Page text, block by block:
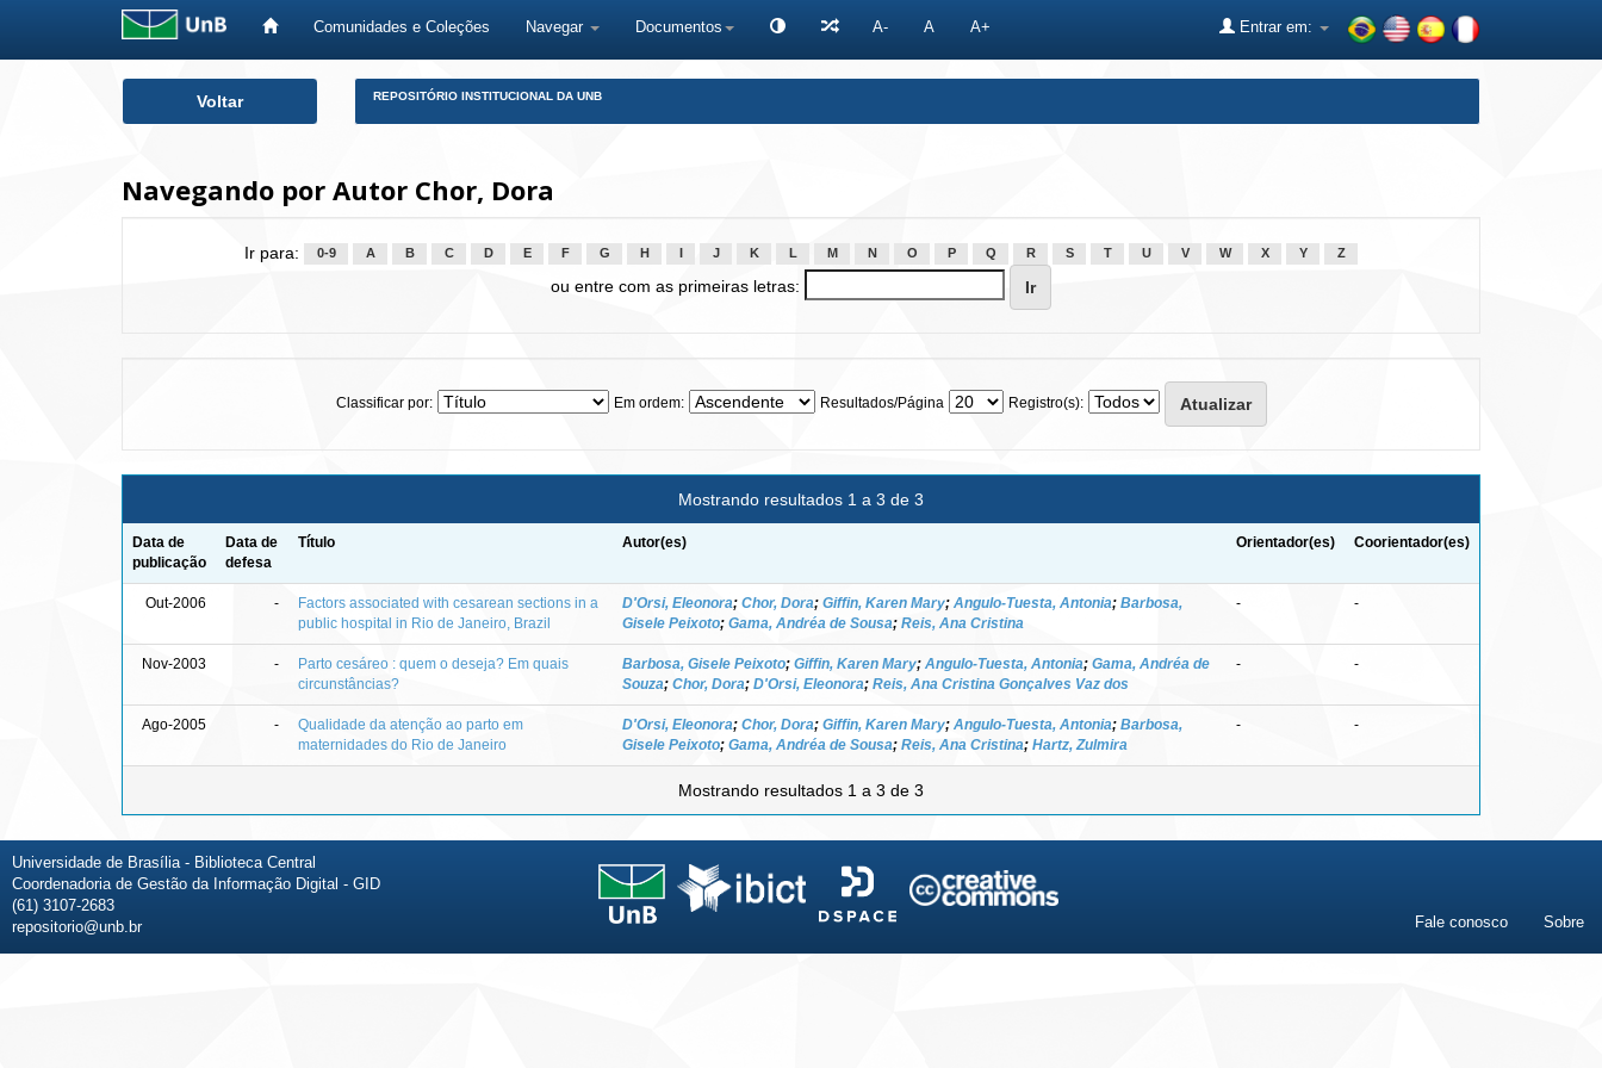
Comunidades e Coleções Navegar Documentos A- A A+ Entrar em:
Voltar REPOSITÓRIO INSTITUCIONAL DA UNB
Navegando por Autor Chor, Dora
Ir para: 0-9 A B C D E F G H J K L M N O P Q R S T U V W X Y Z
ou entre com as primeiras letras:
Classificar por: Em ordem: Resultados/Página Registro(s):
Mostrando resultados 1 a 3 de 3
Data de
publicação
Data de
defesa
Título Autor(es) Orientador(es) Coorientador(es)
Out-2006 -
Factors associated with cesarean sections in a
public hospital in Rio de Janeiro, Brazil
D'Orsi, Eleonora; Chor, Dora; Giffin, Karen Mary; Angulo-Tuesta, Antonia; Barbosa,
Gisele Peixoto; Gama, Andréa de Sousa; Reis, Ana Cristina
- -
Nov-2003 -
Parto cesáreo : quem o deseja? Em quais
circunstâncias?
Barbosa, Gisele Peixoto; Giffin, Karen Mary; Angulo-Tuesta, Antonia; Gama, Andréa de
Souza; Chor, Dora; D'Orsi, Eleonora; Reis, Ana Cristina Gonçalves Vaz dos
- -
Ago-2005 -
Qualidade da atenção ao parto em
maternidades do Rio de Janeiro
D'Orsi, Eleonora; Chor, Dora; Giffin, Karen Mary; Angulo-Tuesta, Antonia; Barbosa,
Gisele Peixoto; Gama, Andréa de Sousa; Reis, Ana Cristina; Hartz, Zulmira
- -
Mostrando resultados 1 a 3 de 3
Universidade de Brasília - Biblioteca Central
Coordenadoria de Gestão da Informação Digital - GID
(61) 3107-2683
repositorio@unb.br
Fale conosco Sobre